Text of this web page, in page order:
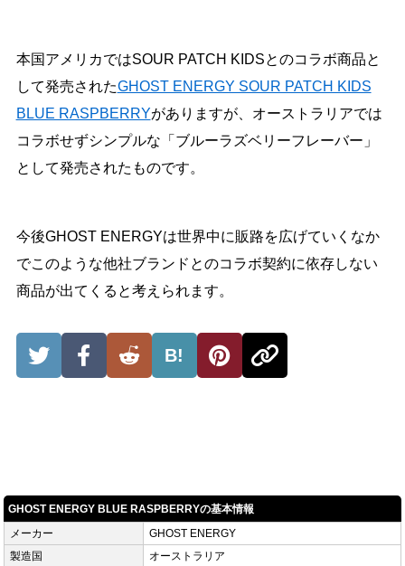
本国アメリカではSOUR PATCH KIDSとのコラボ商品と
して発売されたGHOST ENERGY SOUR PATCH KIDS
BLUE RASPBERRYがありますが、オーストラリアでは
コラボせずシンプルな「ブルーラズベリーフレーバー」
として発売されたものです。
今後GHOST ENERGYは世界中に販路を広げていくなか
でこのような他社ブランドとのコラボ契約に依存しない
商品が出てくると考えられます。
B!
GHOST ENERGY BLUE RASPBERRYの基本情報
メーカー
GHOST ENERGY
製造国
オーストラリア